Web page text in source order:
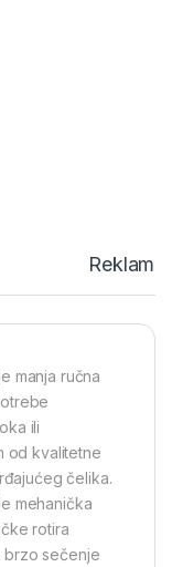
manja ručna
ili
od kvalitetne
čelika.
mehanička
rotira
brzo sečenje